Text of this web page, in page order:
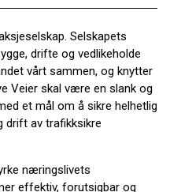
Selskapets
drifte og vedlikeholde
vårt sammen, og knytter
Veier skal være en slank og
et mål om å sikre helhetlig
drift av trafikksikre
næringslivets
effektiv, forutsigbar og